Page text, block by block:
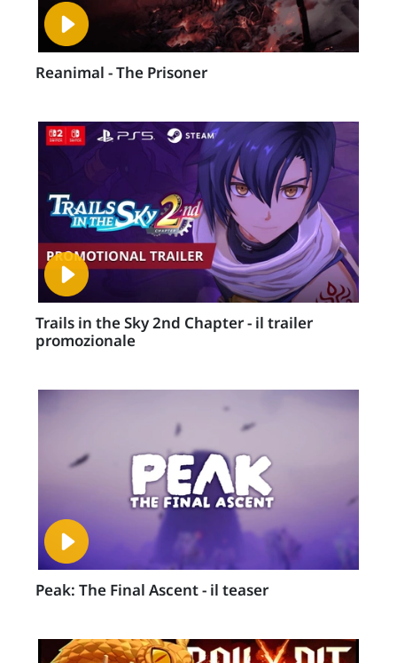
Reanimal - The Prisoner
Trails in the Sky 2nd Chapter - il trailer
promozionale
Peak: The Final Ascent - il teaser